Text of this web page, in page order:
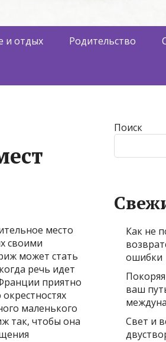
и отдых Родительство
место
своими
может стать
речь идет
приятно
маленького
так, чтобы она
Поиск
Как не
ошибки
ваш
Свет и